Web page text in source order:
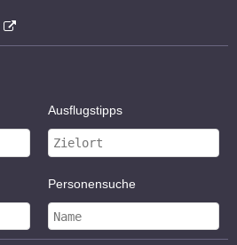
Ausflugstipps
Personensuche